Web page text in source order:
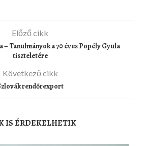
Előző cikk
– Tanulmányok a 70 éves Popély Gyula
tiszteletére
Következő cikk
rendőrexport
IS ÉRDEKELHETIK